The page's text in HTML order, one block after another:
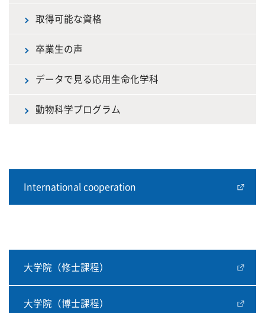
取得可能な資格
卒業生の声
データで見る応用生命化学科
動物科学プログラム
International cooperation
大学院（修士課程）
大学院（博士課程）